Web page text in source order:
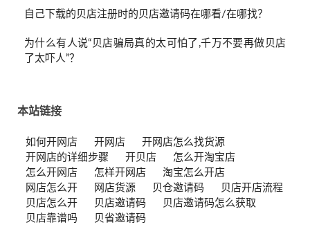
自己下载的贝店注册时的贝店邀请码在哪看/在哪找？
为什么有人说“贝店骗局真的太可怕了,千万不要再做贝店
了太吓人”？
本站链接
如何开网店 开网店
开网店怎么找货源
开网店的详细步骤
开贝店
怎么开淘宝店
怎么开网店
怎样开网店
淘宝怎么开店
网店怎么开
网店货源 贝仓邀请码
贝店开店流程
贝店怎么开
贝店邀请码
贝店邀请码怎么获取
贝店靠谱吗
贝省邀请码